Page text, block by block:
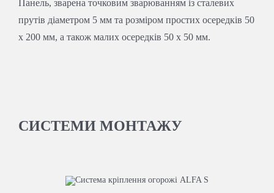
Панель, зварена точковим зварюванням із сталевих
прутів діаметром 5 мм та розміром простих осередків 50
x 200 мм, а також малих осередків 50 x 50 мм.
СИСТЕМИ МОНТАЖУ